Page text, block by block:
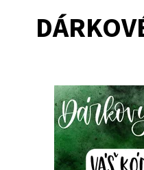
Darujte poukaz na náš e-
platnost je jeden rok od
24 hodin odešleme na e-